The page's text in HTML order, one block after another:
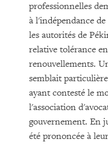
professionnelles
à l'indépendance
les autorités de
relative tolérance
renouvellements.
semblait
ayant contesté le
l'association
gouvernement. En
été prononcée à